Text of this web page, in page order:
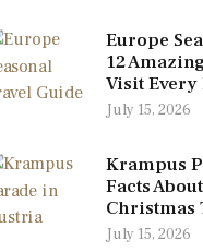
Europe
12
Visit Every
July 15, 2026
Krampus
Facts
Christmas
July 15, 2026